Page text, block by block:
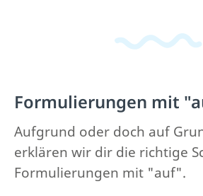
Formulierungen mit
Aufgrund oder doch auf
erklären wir dir die richtige
Formulierungen mit "auf".